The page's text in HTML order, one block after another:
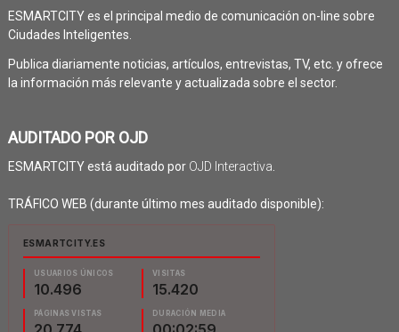
ESMARTCITY es el principal medio de comunicación on-line sobre
Ciudades Inteligentes.
Publica diariamente noticias, artículos, entrevistas, TV, etc. y ofrece
la información más relevante y actualizada sobre el sector.
AUDITADO POR OJD
ESMARTCITY está auditado por OJD Interactiva
TRÁFICO WEB (durante último mes auditado disponible):